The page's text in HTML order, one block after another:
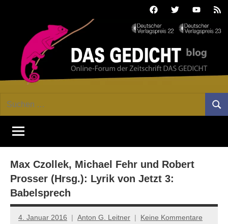
FacebookTwitterYoutube
GEDICHT
blog
Forum
von
DAS
Lyrik,
Essay
Suchen
Max Czollek, Michael Fehr und Robert
Prosser (Hrsg.): Lyrik von Jetzt 3:
Babelsprech
4. Januar 2016 Anton G. Leitner Keine Kommentare